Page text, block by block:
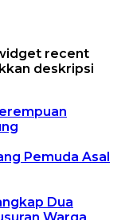
recent
deskripsi
Pemuda Asal
Dua